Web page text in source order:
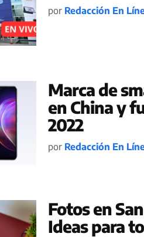
por Redacción En
Marca de
en China y
2022
por Redacción En
Fotos en
Ideas para